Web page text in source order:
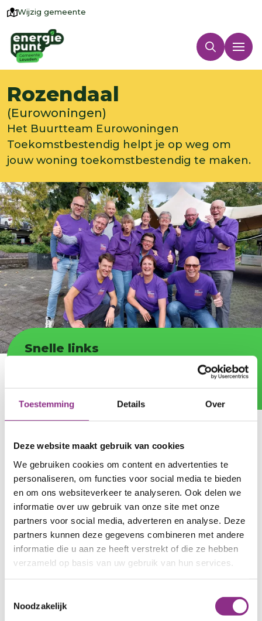
Toestemming Details Over
Deze website maakt gebruik van cookies
We gebruiken cookies om content en advertenties te
personaliseren, om functies voor social media te bieden
en om ons websiteverkeer te analyseren. Ook delen we
informatie over uw gebruik van onze site met onze
partners voor social media, adverteren en analyse. Deze
partners kunnen deze gegevens combineren met andere
informatie die u aan ze heeft verstrekt of die ze hebben
verzameld op basis van uw gebruik van hun services.
Noodzakelijk
Wijzig gemeente
Rozendaal
(Eurowoningen)
Het Buurtteam Eurowoningen
Toekomstbestendig helpt je op weg om
jouw woning toekomstbestendig te maken.
Snelle links
Website buurtteam Eurowoningen
Toekomstbestendig
Kruimelpad
leusden rozendaal
Het actieve buurteam in Eurowoningen
Toekomstbestendig informeert je graag en helpt
je om samen stappen te zetten je huis
energiezuinig, comfortabel en
toekomstbestendig te maken.
Woon je in de wijk Rozendaal (eurowoningen)? En